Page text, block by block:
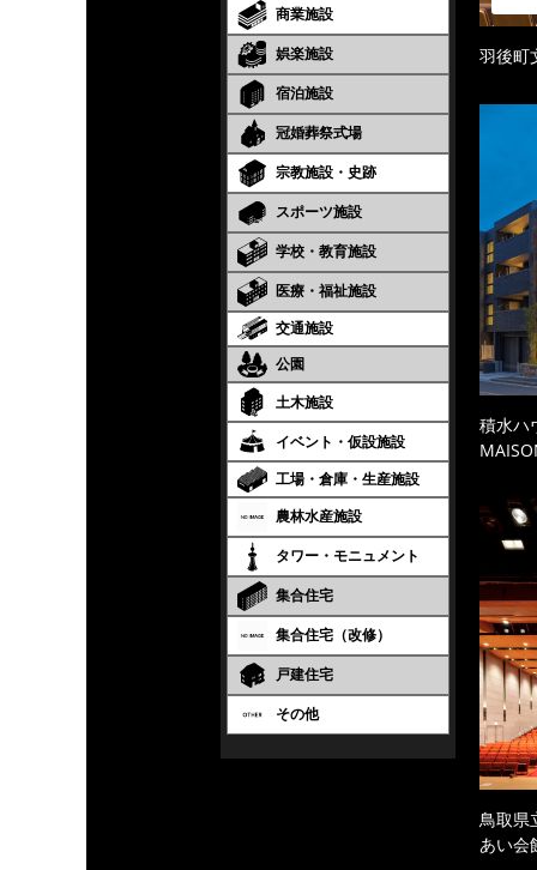
商業施設
娯楽施設
宿泊施設
冠婚葬祭式場
宗教施設・史跡
スポーツ施設
学校・教育施設
医療・福祉施設
交通施設
公園
土木施設
イベント・仮設施設
工場・倉庫・生産施設
農林水産施設
タワー・モニュメント
集合住宅
集合住宅（改修）
戸建住宅
その他
羽後
積水
鳥取県
あい会